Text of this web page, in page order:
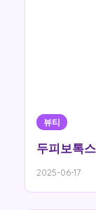
뷰티
두피보톡
2025-06-17